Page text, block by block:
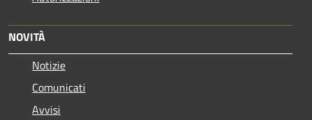
NOVITÀ
Notizie
Comunicati
Avvisi